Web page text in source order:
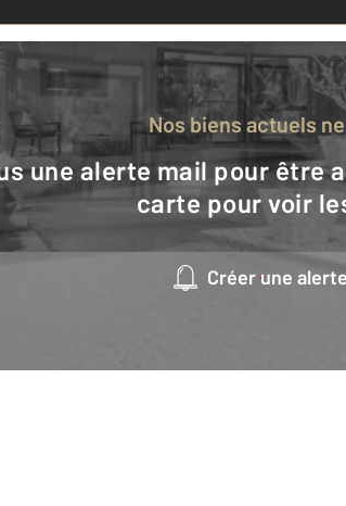
Nos biens actuels
carte pour voir
Créer une alerte